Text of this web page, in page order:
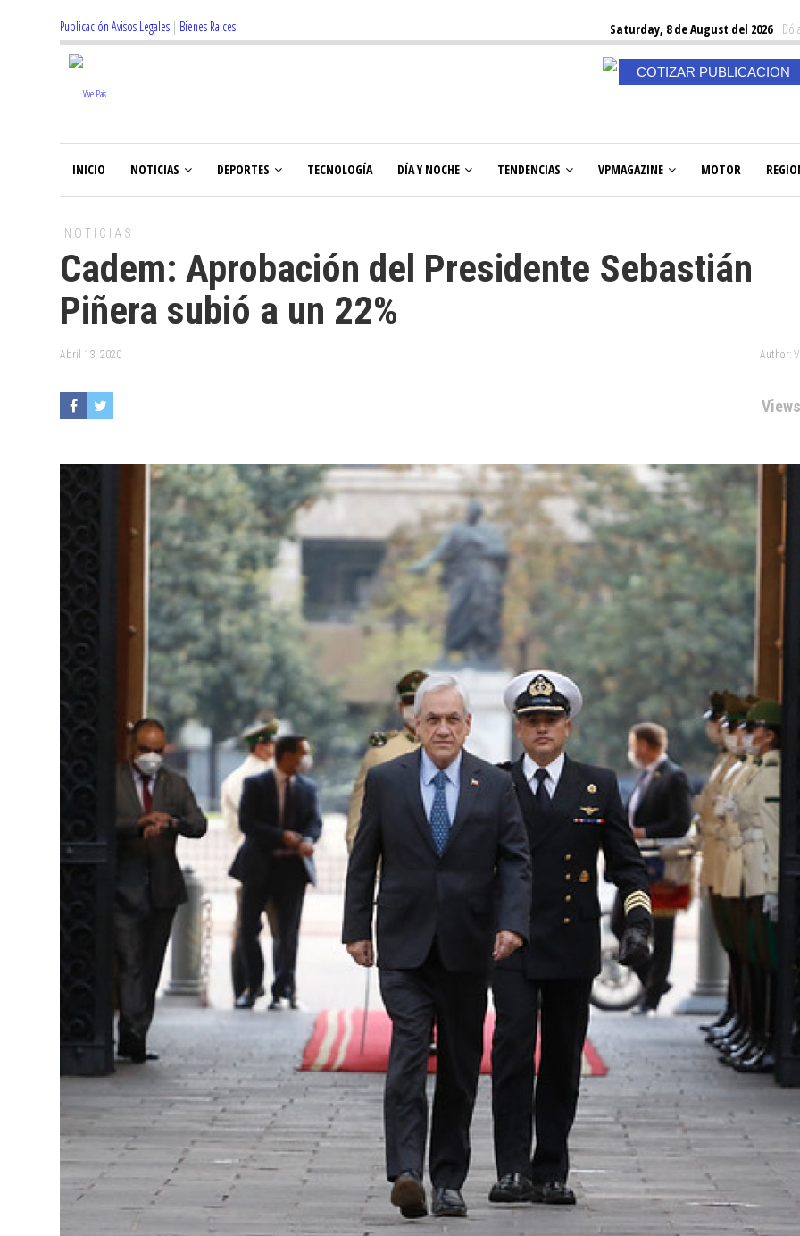
Publicación Avisos Legales | Bienes Raices Saturday, 8 de August del 2026
COTIZAR PUBLICACION
INICIO NOTICIAS DEPORTES TECNOLOGÍA DÍA Y NOCHE TENDENCIAS VPMAGAZINE MOTOR
NOTICIAS
Cadem: Aprobación del Presidente Sebastián
Piñera subió a un 22%
Abril 13, 2020 Author: